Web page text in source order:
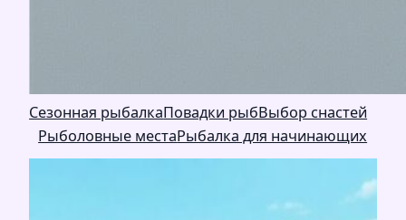
Сезонная рыбалкаПовадки рыбВыбор снастей
Рыболовные местаРыбалка для начинающих